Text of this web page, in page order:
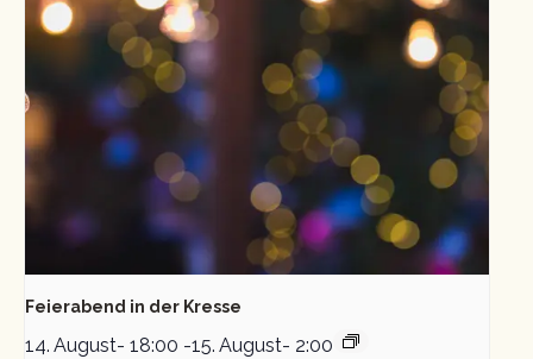
Feierabend in der Kresse
14. August- 18:00 -15. August- 2:00